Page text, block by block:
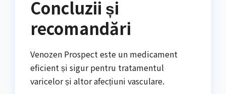
Concluzii și
recomandări
Venozen Prospect este un medicament
eficient și sigur pentru tratamentul
varicelor și altor afecțiuni vasculare.